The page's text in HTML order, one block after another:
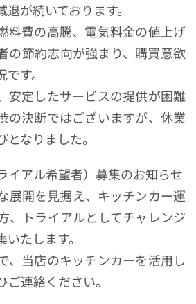
が続いております。
料費の高騰、電気料金の値上げ
の節約志向が強まり、購買意欲
す。
安定したサービスの提供が困難
の決断ではございますが、休業
なりました。
アル希望者）募集のお知らせ
展開を見据え、キッチンカー運
、トライアルとしてチャレンジ
たします。
、当店のキッチンカーを活用し
連絡ください。